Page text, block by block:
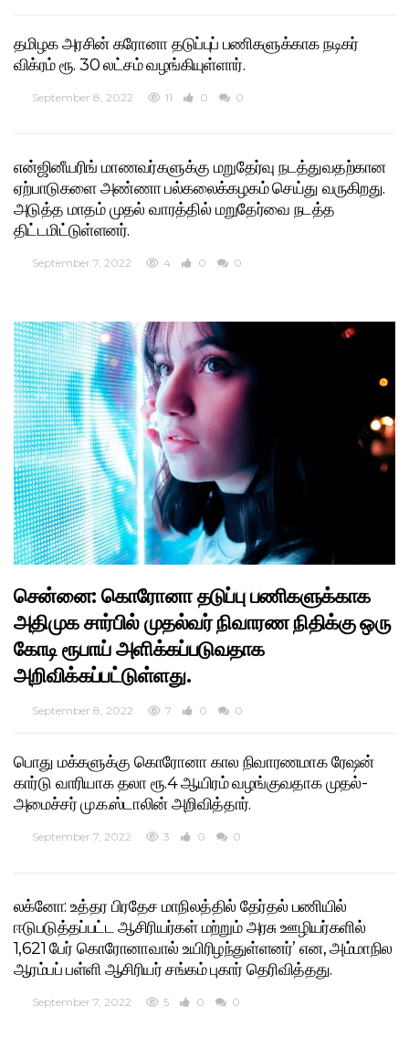
தமிழக அரசின் கரோனா தடுப்புப் பணிகளுக்காக நடிகர்
விக்ரம் ரூ. 30 லட்சம் வழங்கியுள்ளார்.
September 8, 2022 11 0 0
என்ஜினீயரிங் மாணவர்களுக்கு மறுதேர்வு நடத்துவதற்கான
ஏற்பாடுகளை அண்ணா பல்கலைக்கழகம் செய்து வருகிறது.
அடுத்த மாதம் முதல் வாரத்தில் மறுதேர்வை நடத்த
திட்டமிட்டுள்ளனர்.
September 7, 2022 4 0 0
சென்னை: கொரோனா தடுப்பு பணிகளுக்காக
அதிமுக சார்பில் முதல்வர் நிவாரண நிதிக்கு ஒரு
கோடி ரூபாய் அளிக்கப்படுவதாக
அறிவிக்கப்பட்டுள்ளது.
September 8, 2022 7 0 0
பொது மக்களுக்கு கொரோனா கால நிவாரணமாக ரேஷன்
கார்டு வாரியாக தலா ரூ.4 ஆயிரம் வழங்குவதாக முதல்-
அமைச்சர் மு.க.ஸ்டாலின் அறிவித்தார்.
September 7, 2022 3 0 0
லக்னோ: உத்தர பிரதேச மாநிலத்தில் தேர்தல் பணியில்
ஈடுபடுத்தப்பட்ட ஆசிரியர்கள் மற்றும் அரசு ஊழியர்களில்
1,621 பேர் கொரோனாவால் உயிரிழந்துள்ளனர்’ என, அம்மாநில
ஆரம்பப் பள்ளி ஆசிரியர் சங்கம் புகார் தெரிவித்தது.
September 7, 2022 5 0 0